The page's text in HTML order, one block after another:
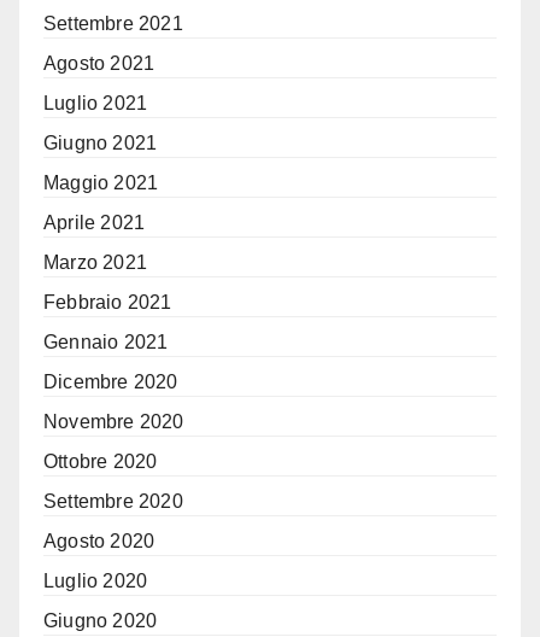
Settembre 2021
Agosto 2021
Luglio 2021
Giugno 2021
Maggio 2021
Aprile 2021
Marzo 2021
Febbraio 2021
Gennaio 2021
Dicembre 2020
Novembre 2020
Ottobre 2020
Settembre 2020
Agosto 2020
Luglio 2020
Giugno 2020